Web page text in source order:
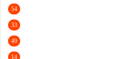
54
33
49